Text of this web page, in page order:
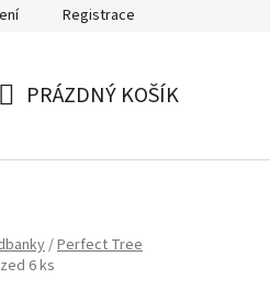
Registrace
PRÁZDNÝ KOŠÍK
/Perfect Tree
6 ks